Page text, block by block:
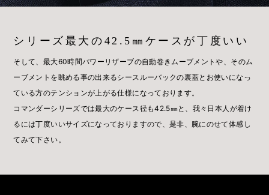
シリーズ最大の42.5㎜ケースが丁度いい
そして、最大60時間パワーリザーブの自動巻きムーブメントや、そのム
ーブメントを眺める事の出来るシースルーバックの裏蓋とお使いになっ
ている方のテンションが上がる仕様になっております。
コマンダーシリーズでは最大のケース径も42.5㎜と、我々日本人が着け
るには丁度いいサイズになっておりますので、是非、腕にのせて体感し
てみて下さい。